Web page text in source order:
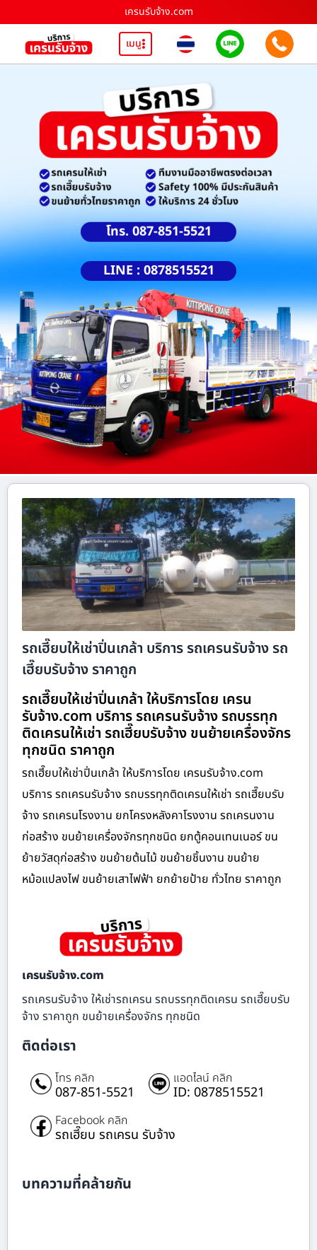
เครนรับจ้าง.com
เมนู
โทร. 087-851-5521
LINE : 0878515521
รถเฮี๊ยบให้เช่าปิ่นเกล้า บริการ รถเครนรับจ้าง รถ
เฮี๊ยบรับจ้าง ราคาถูก
รถเฮี๊ยบให้เช่าปิ่นเกล้า ให้บริการโดย เครน
รับจ้าง.com บริการ รถเครนรับจ้าง รถบรรทุก
ติดเครนให้เช่า รถเฮี๊ยบรับจ้าง ขนย้ายเครื่องจักร
ทุกชนิด ราคาถูก
รถเฮี๊ยบให้เช่าปิ่นเกล้า ให้บริการโดย เครนรับจ้าง.com
บริการ รถเครนรับจ้าง รถบรรทุกติดเครนให้เช่า รถเฮี๊ยบรับ
จ้าง รถเครนโรงงาน ยกโครงหลังคาโรงงาน รถเครนงาน
ก่อสร้าง ขนย้ายเครื่องจักรทุกชนิด ยกตู้คอนเทนเนอร์ ขน
ย้ายวัสดุก่อสร้าง ขนย้ายต้นไม้ ขนย้ายชิ้นงาน ขนย้าย
หม้อแปลงไฟ ขนย้ายเสาไฟฟ้า ยกย้ายป้าย ทั่วไทย ราคาถูก
เครนรับจ้าง.com
รถเครนรับจ้าง ให้เช่ารถเครน รถบรรทุกติดเครน รถเฮี๊ยบรับ
จ้าง ราคาถูก ขนย้ายเครื่องจักร ทุกชนิด
ติดต่อเรา
โทร คลิก
087-851-5521
แอดไลน์ คลิก
ID: 0878515521
Facebook คลิก
รถเฮี๊ยบ รถเครน รับจ้าง
บทความที่คล้ายกัน